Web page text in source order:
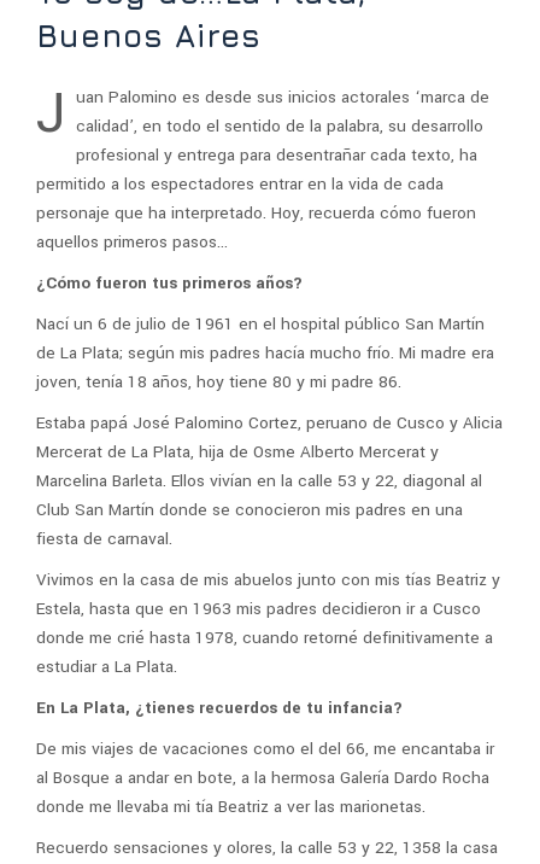
Buenos Aires
J
uan Palomino es desde sus inicios actorales ‘marca de
calidad’, en todo el sentido de la palabra, su desarrollo
profesional y entrega para desentrañar cada texto, ha
permitido a los espectadores entrar en la vida de cada
personaje que ha interpretado. Hoy, recuerda cómo fueron
aquellos primeros pasos…
¿Cómo fueron tus primeros años?
Nací un 6 de julio de 1961 en el hospital público San Martín
de La Plata; según mis padres hacía mucho frío. Mi madre era
joven, tenía 18 años, hoy tiene 80 y mi padre 86.
Estaba papá José Palomino Cortez, peruano de Cusco y Alicia
Mercerat de La Plata, hija de Osme Alberto Mercerat y
Marcelina Barleta. Ellos vivían en la calle 53 y 22, diagonal al
Club San Martín donde se conocieron mis padres en una
fiesta de carnaval.
Vivimos en la casa de mis abuelos junto con mis tías Beatriz y
Estela, hasta que en 1963 mis padres decidieron ir a Cusco
donde me crié hasta 1978, cuando retorné definitivamente a
estudiar a La Plata.
En La Plata, ¿tienes recuerdos de tu infancia?
De mis viajes de vacaciones como el del 66, me encantaba ir
al Bosque a andar en bote, a la hermosa Galería Dardo Rocha
donde me llevaba mi tía Beatriz a ver las marionetas.
Recuerdo sensaciones y olores, la calle 53 y 22, 1358 la casa